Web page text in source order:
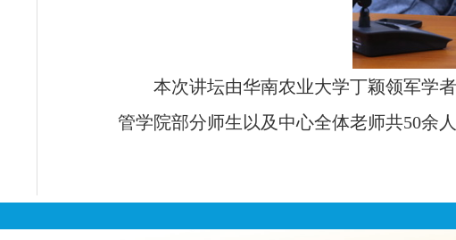
本次讲坛由华南农业大学丁颖领军学者
管学院部分师生以及中心全体老师共50余人